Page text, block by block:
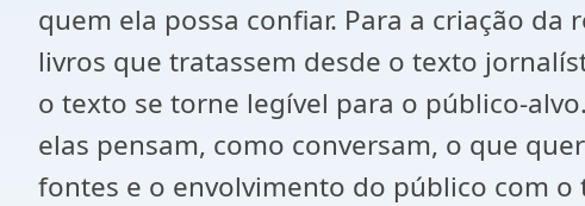
quem ela possa confiar. Para a criação
livros que tratassem desde o texto
o texto se torne legível para o público-
elas pensam, como conversam, o que
fontes e o envolvimento do público com